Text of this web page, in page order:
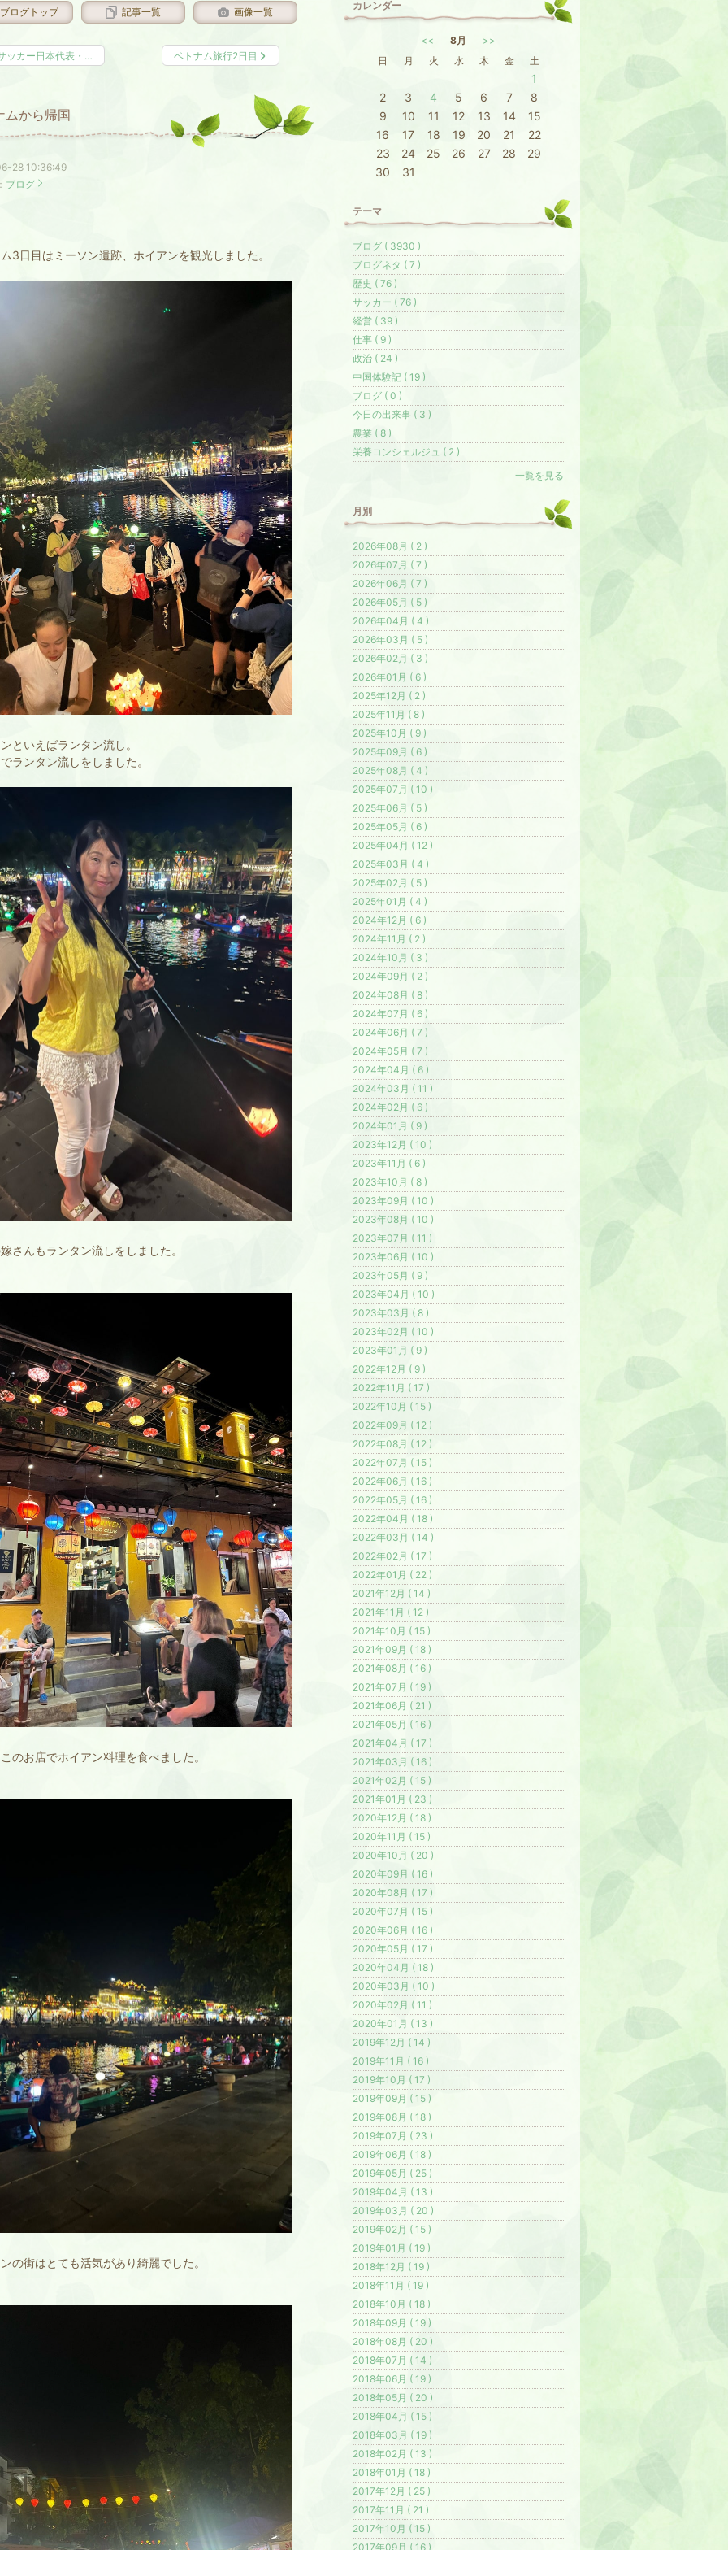
ブログトップ 記事一覧 画像一覧
ッカー日本代表・… ベトナム旅行2日目
ムから帰国
28 10:36:49
ブログ
3日目はミーソン遺跡、ホイアンを観光しました。
といえばランタン流し。
ランタン流しをしました。
さんもランタン流しをしました。
のお店でホイアン料理を食べました。
の街はとても活気があり綺麗でした。
カレンダー
<< 8月
>>
日
月 火 水 木 金 土
1
2
3 4 5 6 7
8
9
10 11 12 13 14
15
16
17 18 19 20 21
22
23
24 25 26 27 28
29
30
31
テーマ
ブログ ( 3930 )
ブログネタ ( 7 )
歴史 ( 76 )
サッカー ( 76 )
経営 ( 39 )
仕事 ( 9 )
政治 ( 24 )
中国体験記 ( 19 )
ブログ ( 0 )
今日の出来事 ( 3 )
農業 ( 8 )
栄養コンシェルジュ ( 2 )
一覧を見る
月別
2026年08月 ( 2 )
2026年07月 ( 7 )
2026年06月 ( 7 )
2026年05月 ( 5 )
2026年04月 ( 4 )
2026年03月 ( 5 )
2026年02月 ( 3 )
2026年01月 ( 6 )
2025年12月 ( 2 )
2025年11月 ( 8 )
2025年10月 ( 9 )
2025年09月 ( 6 )
2025年08月 ( 4 )
2025年07月 ( 10 )
2025年06月 ( 5 )
2025年05月 ( 6 )
2025年04月 ( 12 )
2025年03月 ( 4 )
2025年02月 ( 5 )
2025年01月 ( 4 )
2024年12月 ( 6 )
2024年11月 ( 2 )
2024年10月 ( 3 )
2024年09月 ( 2 )
2024年08月 ( 8 )
2024年07月 ( 6 )
2024年06月 ( 7 )
2024年05月 ( 7 )
2024年04月 ( 6 )
2024年03月 ( 11 )
2024年02月 ( 6 )
2024年01月 ( 9 )
2023年12月 ( 10 )
2023年11月 ( 6 )
2023年10月 ( 8 )
2023年09月 ( 10 )
2023年08月 ( 10 )
2023年07月 ( 11 )
2023年06月 ( 10 )
2023年05月 ( 9 )
2023年04月 ( 10 )
2023年03月 ( 8 )
2023年02月 ( 10 )
2023年01月 ( 9 )
2022年12月 ( 9 )
2022年11月 ( 17 )
2022年10月 ( 15 )
2022年09月 ( 12 )
2022年08月 ( 12 )
2022年07月 ( 15 )
2022年06月 ( 16 )
2022年05月 ( 16 )
2022年04月 ( 18 )
2022年03月 ( 14 )
2022年02月 ( 17 )
2022年01月 ( 22 )
2021年12月 ( 14 )
2021年11月 ( 12 )
2021年10月 ( 15 )
2021年09月 ( 18 )
2021年08月 ( 16 )
2021年07月 ( 19 )
2021年06月 ( 21 )
2021年05月 ( 16 )
2021年04月 ( 17 )
2021年03月 ( 16 )
2021年02月 ( 15 )
2021年01月 ( 23 )
2020年12月 ( 18 )
2020年11月 ( 15 )
2020年10月 ( 20 )
2020年09月 ( 16 )
2020年08月 ( 17 )
2020年07月 ( 15 )
2020年06月 ( 16 )
2020年05月 ( 17 )
2020年04月 ( 18 )
2020年03月 ( 10 )
2020年02月 ( 11 )
2020年01月 ( 13 )
2019年12月 ( 14 )
2019年11月 ( 16 )
2019年10月 ( 17 )
2019年09月 ( 15 )
2019年08月 ( 18 )
2019年07月 ( 23 )
2019年06月 ( 18 )
2019年05月 ( 25 )
2019年04月 ( 13 )
2019年03月 ( 20 )
2019年02月 ( 15 )
2019年01月 ( 19 )
2018年12月 ( 19 )
2018年11月 ( 19 )
2018年10月 ( 18 )
2018年09月 ( 19 )
2018年08月 ( 20 )
2018年07月 ( 14 )
2018年06月 ( 19 )
2018年05月 ( 20 )
2018年04月 ( 15 )
2018年03月 ( 19 )
2018年02月 ( 13 )
2018年01月 ( 18 )
2017年12月 ( 25 )
2017年11月 ( 21 )
2017年10月 ( 15 )
2017年09月 ( 16 )